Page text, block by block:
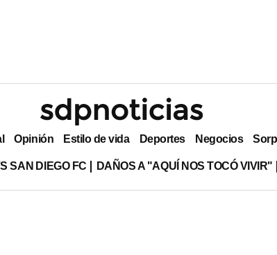
Opinión Estilo de vida Deportes Negocios
SAN DIEGO FC DAÑOS A "AQUÍ NOS TOCÓ VIVIR"